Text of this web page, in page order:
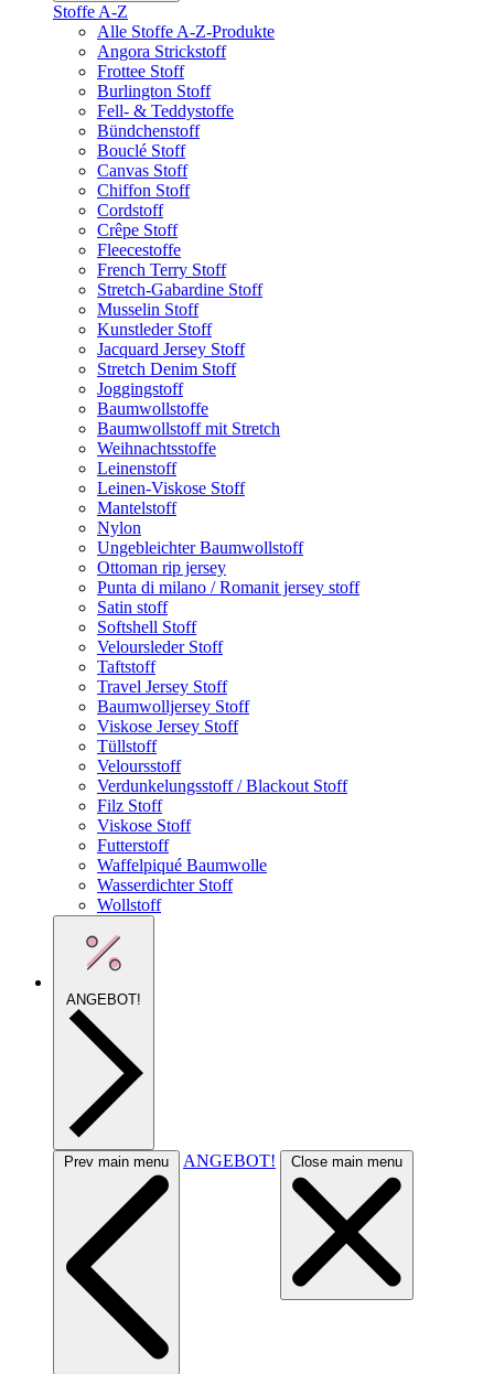
Stoffe A-Z
Alle Stoffe A-Z-Produkte
Angora Strickstoff
Frottee Stoff
Burlington Stoff
Fell- & Teddystoffe
Bündchenstoff
Bouclé Stoff
Canvas Stoff
Chiffon Stoff
Cordstoff
Crêpe Stoff
Fleecestoffe
French Terry Stoff
Stretch-Gabardine Stoff
Musselin Stoff
Kunstleder Stoff
Jacquard Jersey Stoff
Stretch Denim Stoff
Joggingstoff
Baumwollstoffe
Baumwollstoff mit Stretch
Weihnachtsstoffe
Leinenstoff
Leinen-Viskose Stoff
Mantelstoff
Nylon
Ungebleichter Baumwollstoff
Ottoman rip jersey
Punta di milano / Romanit jersey stoff
Satin stoff
Softshell Stoff
Veloursleder Stoff
Taftstoff
Travel Jersey Stoff
Baumwolljersey Stoff
Viskose Jersey Stoff
Tüllstoff
Veloursstoff
Verdunkelungsstoff / Blackout Stoff
Filz Stoff
Viskose Stoff
Futterstoff
Waffelpiqué Baumwolle
Wasserdichter Stoff
Wollstoff
ANGEBOT!
Prev main menu ANGEBOT! Close main menu